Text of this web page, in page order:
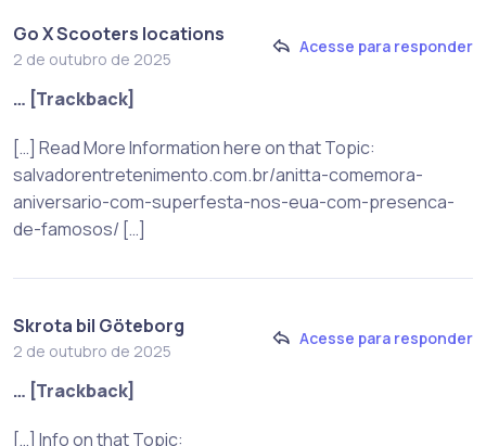
Go X Scooters locations
2 de outubro de 2025
Acesse para responder
… [Trackback]
[…] Read More Information here on that Topic:
salvadorentretenimento.com.br/anitta-comemora-
aniversario-com-superfesta-nos-eua-com-presenca-
de-famosos/ […]
Skrota bil Göteborg
2 de outubro de 2025
Acesse para responder
… [Trackback]
[…] Info on that Topic: